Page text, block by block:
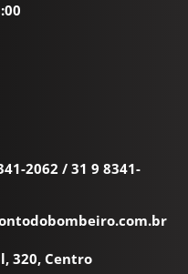
2062 / 31 9 8341-
320, Centro